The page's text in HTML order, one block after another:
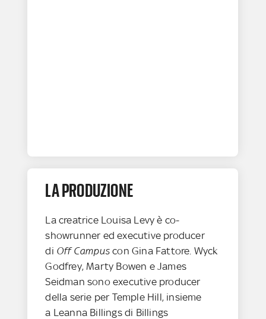
LA PRODUZIONE
La creatrice Louisa Levy è co-
showrunner ed executive producer
di Off Campus con Gina Fattore. Wyck
Godfrey, Marty Bowen e James
Seidman sono executive producer
della serie per Temple Hill, insieme
a Leanna Billings di Billings